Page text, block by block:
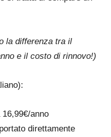
la differenza tra il
e il costo di rinnovo!)
anno
direttamente